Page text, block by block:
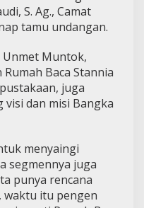
S. Ag., Camat
tamu undangan.
Unmet Muntok,
Baca Stannia
juga
dan misi Bangka
menyaingi
segmennya juga
punya rencana
waktu itu pengen